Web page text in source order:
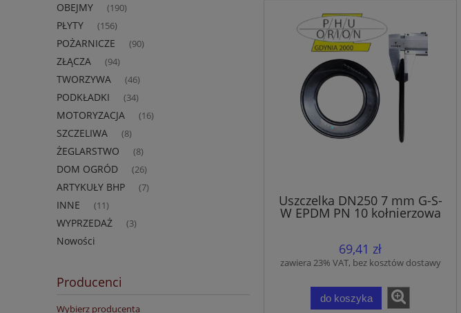
OBEJMY (190)
PŁYTY (156)
POŻARNICZE (90)
ZŁĄCZA (94)
TWORZYWA (46)
PODKŁADKI (34)
MOTORYZACJA (16)
SZCZELIWA (8)
ŻEGLARSTWO (8)
DOM OGRÓD (26)
ARTYKUŁY BHP (7)
INNE (11)
WYPRZEDAŻ (3)
Nowości
Producenci
Wybierz producenta
Uszczelka DN250 7 mm G-S-
W EPDM PN 10 kołnierzowa
69,41 zł
zawiera 23% VAT, bez kosztów dostawy
do koszyka